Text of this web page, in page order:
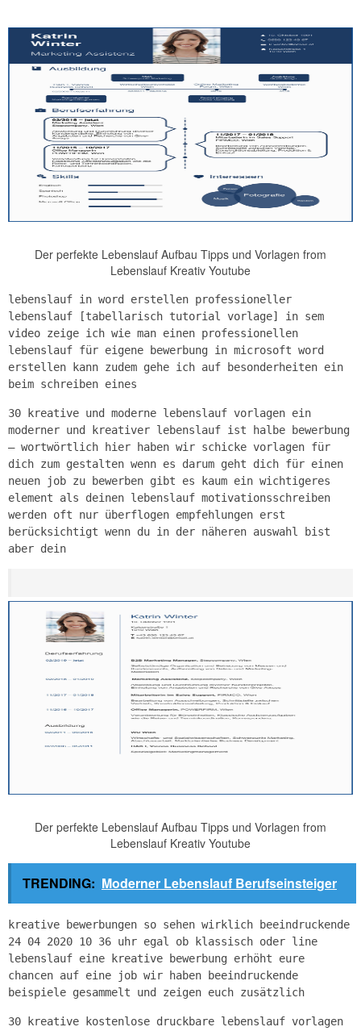
Der perfekte Lebenslauf Aufbau Tipps und Vorlagen from
Lebenslauf Kreativ Youtube
lebenslauf in word erstellen professioneller
lebenslauf [tabellarisch tutorial vorlage] in sem
video zeige ich wie man einen professionellen
lebenslauf für eigene bewerbung in microsoft word
erstellen kann zudem gehe ich auf besonderheiten ein
beim schreiben eines
30 kreative und moderne lebenslauf vorlagen ein
moderner und kreativer lebenslauf ist halbe bewerbung
– wortwörtlich hier haben wir schicke vorlagen für
dich zum gestalten wenn es darum geht dich für einen
neuen job zu bewerben gibt es kaum ein wichtigeres
element als deinen lebenslauf motivationsschreiben
werden oft nur überflogen empfehlungen erst
berücksichtigt wenn du in der näheren auswahl bist
aber dein
Der perfekte Lebenslauf Aufbau Tipps und Vorlagen from
Lebenslauf Kreativ Youtube
TRENDING: Moderner Lebenslauf Berufseinsteiger
kreative bewerbungen so sehen wirklich beeindruckende
24 04 2020 10 36 uhr egal ob klassisch oder line
lebenslauf eine kreative bewerbung erhöht eure
chancen auf eine job wir haben beeindruckende
beispiele gesammelt und zeigen euch zusätzlich
30 kreative kostenlose druckbare lebenslauf vorlagen